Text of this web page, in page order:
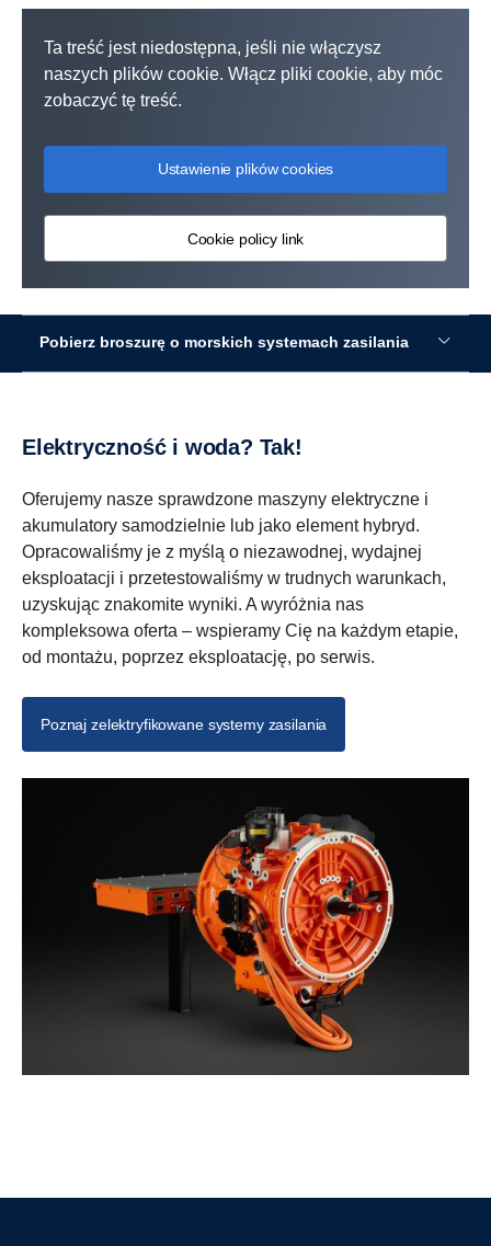
Ta treść jest niedostępna, jeśli nie włączysz
naszych plików cookie. Włącz pliki cookie, aby móc
zobaczyć tę treść.
Ustawienie plików cookies
Cookie policy link
Pobierz broszurę o morskich systemach zasilania
Elektryczność i woda? Tak!
Oferujemy nasze sprawdzone maszyny elektryczne i
akumulatory samodzielnie lub jako element hybryd.
Opracowaliśmy je z myślą o niezawodnej, wydajnej
eksploatacji i przetestowaliśmy w trudnych warunkach,
uzyskując znakomite wyniki. A wyróżnia nas
kompleksowa oferta – wspieramy Cię na każdym etapie,
od montażu, poprzez eksploatację, po serwis.
Poznaj zelektryfikowane systemy zasilania